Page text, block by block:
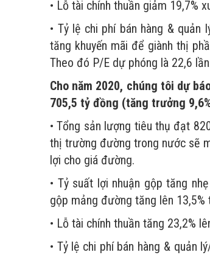
• Lỗ tài chính thuần giảm 19,7%
• Tỷ lệ chi phí bán hàng &
tăng khuyến mãi để giành thị
Theo đó P/E dự phóng là 22,6
Cho năm 2020, chúng tôi dự
705,5 tỷ đồng (tăng trưởng
• Tổng sản lượng tiêu thụ đạt
thị trường đường trong nước sẽ
lợi cho giá đường.
• Tỷ suất lợi nhuận gộp tăng
gộp mảng đường tăng lên
• Lỗ tài chính thuần tăng 23,2%
• Tỷ lệ chi phí bán hàng & quản